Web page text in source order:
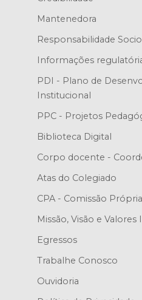
Mantenedora
Responsabilidade
Informações
PDI - Plano de
Institucional
PPC - Projetos
Biblioteca Digital
Corpo docente -
Atas do Colegiado
CPA - Comissão
Missão, Visão e
Egressos
Trabalhe Conosco
Ouvidoria